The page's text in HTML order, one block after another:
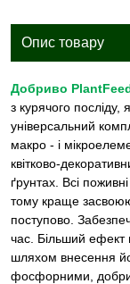
Опис товару
Добриво
з курячого посліду,
універсальний
макро - і
квітково-
ґрунтах. Всі
тому краще
поступово.
час. Більший ефект
шляхом внесення
фосфорними,